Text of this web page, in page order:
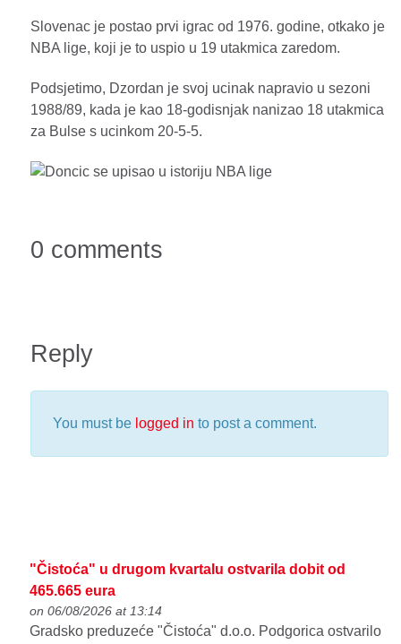
Slovenac je postao prvi igrac od 1976. godine, otkako je
NBA lige, koji je to uspio u 19 utakmica zaredom.
Podsjetimo, Dzordan je svoj ucinak napravio u sezoni
1988/89, kada je kao 18-godisnjak nanizao 18 utakmica
za Bulse s ucinkom 20-5-5.
0 comments
Reply
You must be logged in to post a comment.
"Čistoća" u drugom kvartalu ostvarila dobit od
465.665 eura
on 06/08/2026 at 13:14
Gradsko preduzeće "Čistoća" d.o.o. Podgorica ostvarilo